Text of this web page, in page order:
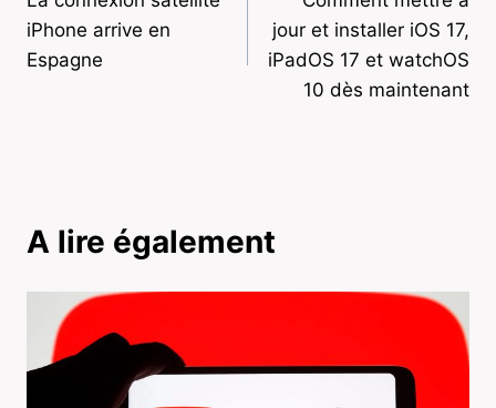
de
l’article
iPhone arrive en
Espagne
jour et installer iOS 17,
iPadOS 17 et watchOS
10 dès maintenant
A lire également